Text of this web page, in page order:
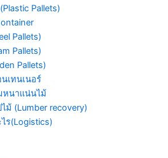
Pallets)
Pallets)
Pallets)
Pallets)
เทนเนอร์
หนาแน่นไม้
ม้ (Lumber recovery)
ร(Logistics)